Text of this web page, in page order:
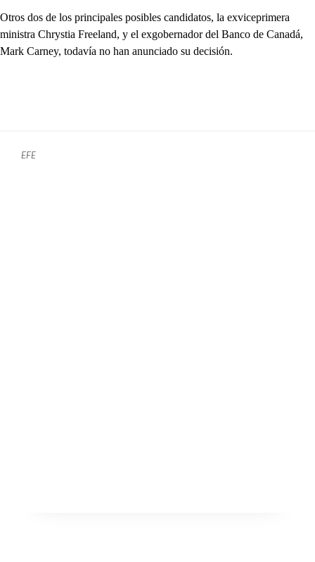
Otros dos de los principales posibles candidatos, la exviceprimera
ministra Chrystia Freeland, y el exgobernador del Banco de Canadá,
Mark Carney, todavía no han anunciado su decisión.
EFE